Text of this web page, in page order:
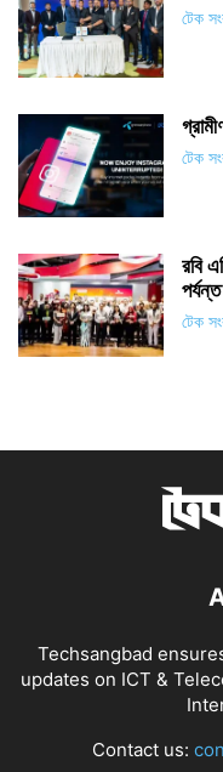
টেক
টেক
রবি
টেক
Techsangbad
updates on ICT &
Contact us: